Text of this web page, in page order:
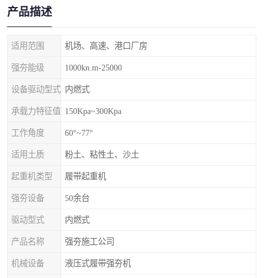
产品描述
适用范围 机场、高速、港口厂房
强夯能级 1000kn.m-25000
设备驱动型式 内燃式
承载力特征值 150Kpa~300Kpa
工作角度 60°~77°
适用土质 粉土、粘性土、沙土
起重机类型 履带起重机
强夯设备 50余台
驱动型式 内燃式
产品名称 强夯施工公司
机械设备 液压式履带强夯机